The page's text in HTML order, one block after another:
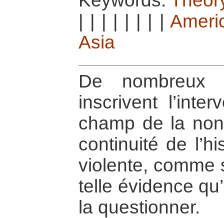
Asia
De nombreux
inscrivent
champ de la
continuité de
violente, comme
telle évidence
la questionner.